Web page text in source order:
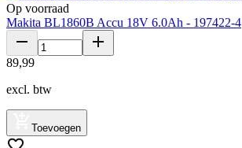
Op voorraad
Makita BL1860B Accu 18V 6.0Ah - 197422-4
89,99
excl. btw
Toevoegen